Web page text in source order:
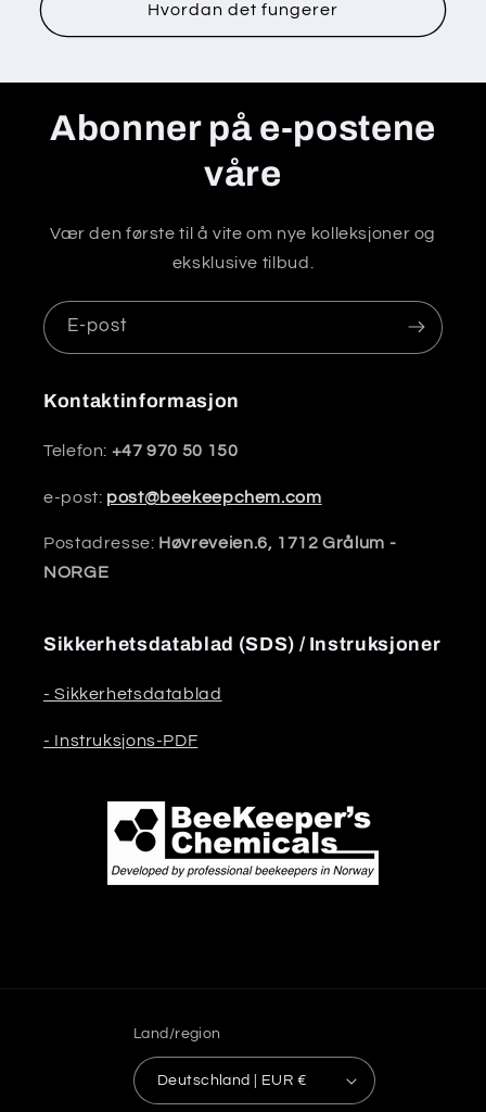
Hvordan det fungerer
Abonner på e-postene
våre
Vær den første til å vite om nye kolleksjoner og
eksklusive tilbud.
E-post
Kontaktinformasjon
Telefon: +47 970 50 150
e-post: post@beekeepchem.com
Postadresse: Høvreveien.6, 1712 Grålum -
NORGE
Sikkerhetsdatablad (SDS) / Instruksjoner
- Sikkerhetsdatablad
- Instruksjons-PDF
Land/region
Deutschland | EUR €